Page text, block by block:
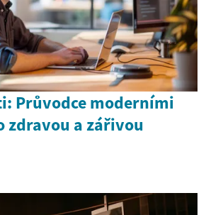
Průvodce moderními
zdravou a zářivou